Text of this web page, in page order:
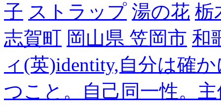
子 ストラップ 湯の花 栃
志賀町 岡山県 笠岡市 和
ィ(英)identity,自分は確
つこと。自己同一性。